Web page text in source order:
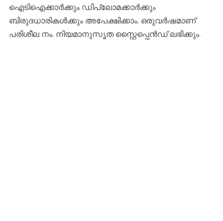
ഐടിഐക്കാർക്കും ഡിപ്ലോമക്കാർക്കും
ബിരുദധാരികൾക്കും അപേക്ഷിക്കാം. ഒരുവർഷമാണ്
പരിശീല നം. നിയമാനുസൃത സ്റ്റൈപ്പെൻഡ് ലഭിക്കും.